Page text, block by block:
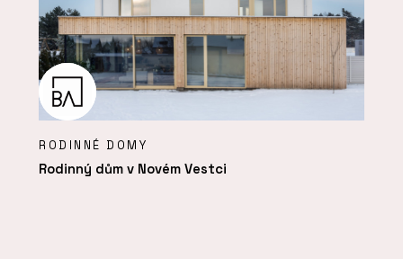
RODINNÉ DOMY
Rodinný dům v Novém Vestci